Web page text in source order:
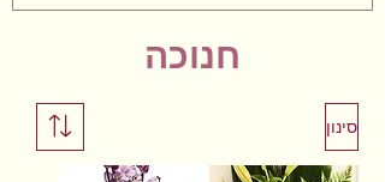
חנוכה
סינון